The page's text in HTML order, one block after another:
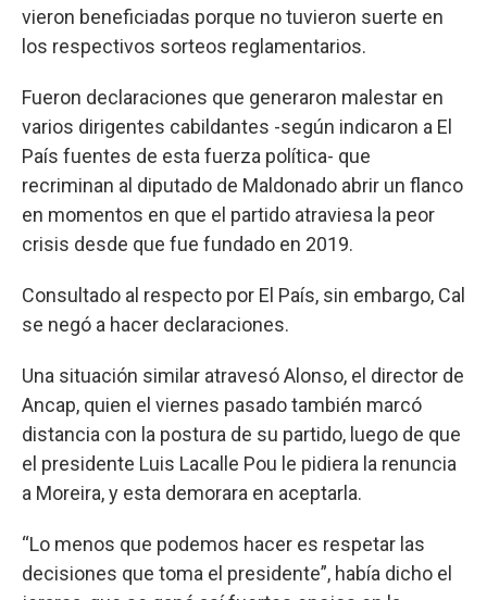
vieron beneficiadas porque no tuvieron suerte en
los respectivos sorteos reglamentarios.
Fueron declaraciones que generaron malestar en
varios dirigentes cabildantes -según indicaron a El
País fuentes de esta fuerza política- que
recriminan al diputado de Maldonado abrir un flanco
en momentos en que el partido atraviesa la peor
crisis desde que fue fundado en 2019.
Consultado al respecto por El País, sin embargo, Cal
se negó a hacer declaraciones.
Una situación similar atravesó Alonso, el director de
Ancap, quien el viernes pasado también marcó
distancia con la postura de su partido, luego de que
el presidente Luis Lacalle Pou le pidiera la renuncia
a Moreira, y esta demorara en aceptarla.
“Lo menos que podemos hacer es respetar las
decisiones que toma el presidente”, había dicho el